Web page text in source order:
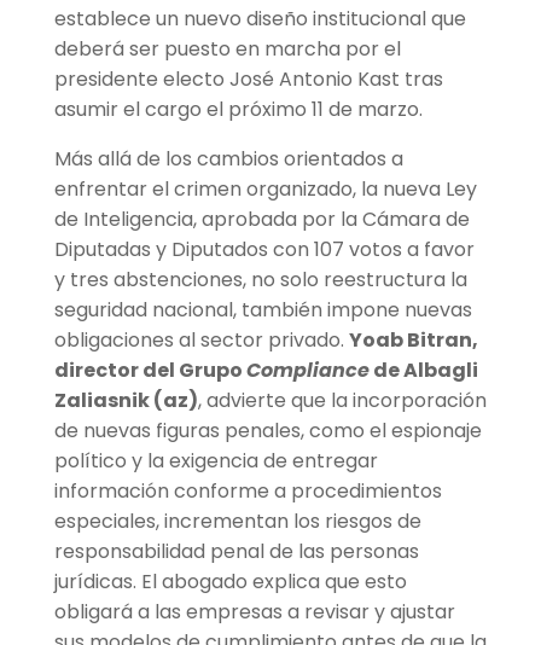
establece un nuevo diseño institucional que
deberá ser puesto en marcha por el
presidente electo José Antonio Kast tras
asumir el cargo el próximo 11 de marzo.
Más allá de los cambios orientados a
enfrentar el crimen organizado, la nueva Ley
de Inteligencia, aprobada por la Cámara de
Diputadas y Diputados con 107 votos a favor
y tres abstenciones, no solo reestructura la
seguridad nacional, también impone nuevas
obligaciones al sector privado. Yoab Bitran,
director del GrupoCompliancede Albagli
Zaliasnik (az), advierte que la incorporación
de nuevas figuras penales, como el espionaje
político y la exigencia de entregar
información conforme a procedimientos
especiales, incrementan los riesgos de
responsabilidad penal de las personas
jurídicas. El abogado explica que esto
obligará a las empresas a revisar y ajustar